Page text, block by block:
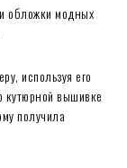
обложки модных
используя его
кутюрной вышивке
получила